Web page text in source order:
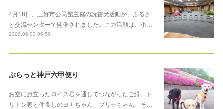
4月18日、三好市公民館主催の読書犬活動が、ふるさ
と交流センターで開催されました。この活動は、小…
2026.06.03 06:56
ぶらっと神戸六甲便り
お空に旅立ったロイス君を通してつながったご縁。ト
リトン家と仲良しのヨナちゃん、プリモちゃん、そ…